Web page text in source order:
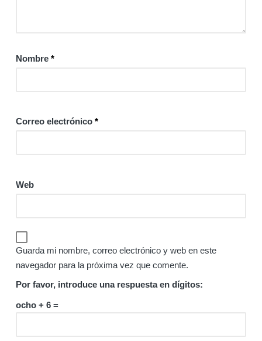
Nombre *
Correo electrónico *
Web
Guarda mi nombre, correo electrónico y web en este
navegador para la próxima vez que comente.
Por favor, introduce una respuesta en dígitos:
ocho + 6 =